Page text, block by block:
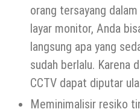
orang tersayang
layar monitor, Anda
langsung apa yang
sudah berlalu. Karena
CCTV dapat diputar
Meminimalisir resiko